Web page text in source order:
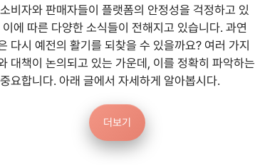
비자와 판매자들이 플랫폼의 안정성을 걱정하고 있
이에 따른 다양한 소식들이 전해지고 있습니다. 과연
다시 예전의 활기를 되찾을 수 있을까요? 여러 가지
대책이 논의되고 있는 가운데, 이를 정확히 파악하는
요합니다. 아래 글에서 자세하게 알아봅시다.
더보기